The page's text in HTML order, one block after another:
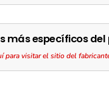
más específicos
para visitar el sitio del